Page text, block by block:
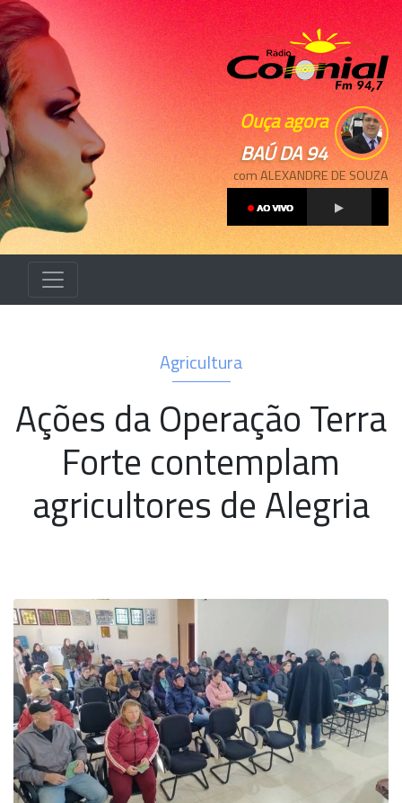
Ouça agora
BAÚ DA 94
com ALEXANDRE DE SOUZA
Agricultura
Ações da Operação Terra
Forte contemplam
agricultores de Alegria